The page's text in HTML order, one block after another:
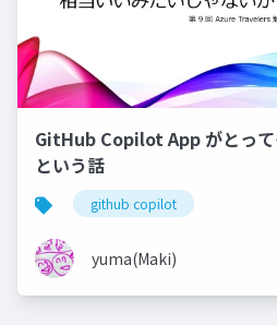
GitHub Copilot App がとって
という話
github copilot
yuma(Maki)